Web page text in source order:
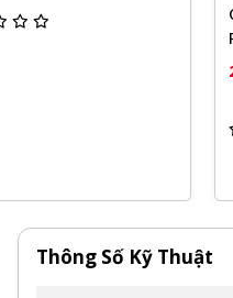
Ceiling Mount Access Point
Thông Số Kỹ Thuật